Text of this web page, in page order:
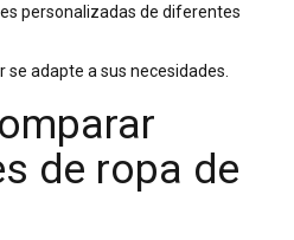
personalizadas de diferentes
se adapte a sus necesidades.
de ropa de